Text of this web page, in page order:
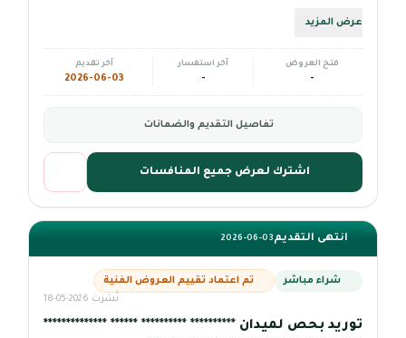
عرض المزيد
فتح العروض
-
آخر استفسار
-
آخر تقديم
2026-06-03
تفاصيل التقديم والضمانات
اشترك لعرض جميع المنافسات
انتهى التقديم2026-06-03
شراء مباشر تم اعتماد تقييم العروض الفنية
نُشرت 2026-05-18
توريد بحص لميدان ********** ********** ****** **************